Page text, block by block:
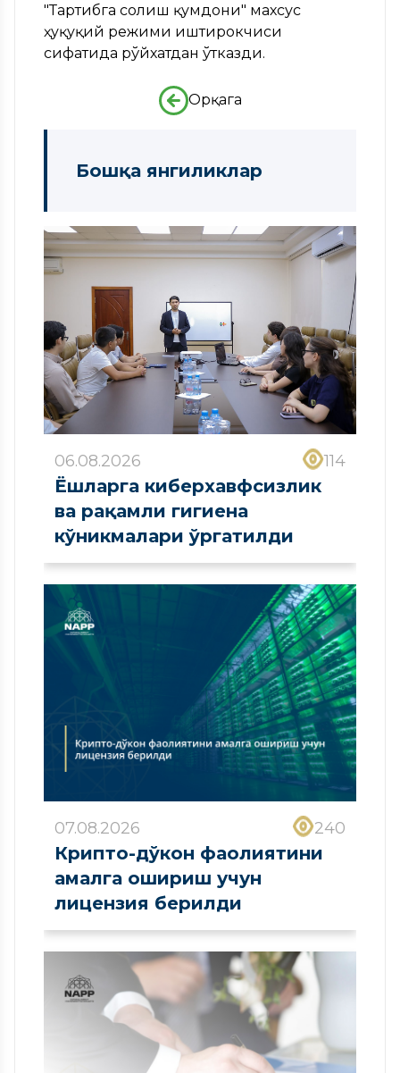
"Тартибга солиш қумдони" махсус
ҳуқуқий режими иштирокчиси
сифатида рўйхатдан ўтказди.
Орқага
Бошқа янгиликлар
06.08.2026 114
Ёшларга киберхавфсизлик
ва рақамли гигиена
кўникмалари ўргатилди
07.08.2026 240
Крипто-дўкон фаолиятини
амалга ошириш учун
лицензия берилди